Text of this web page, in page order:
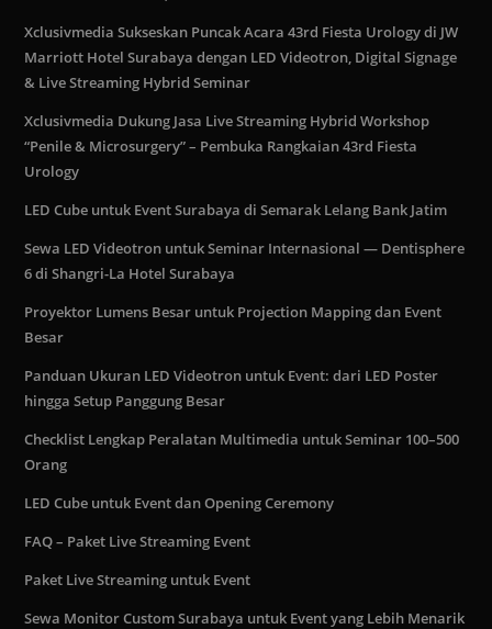
Xclusivmedia Sukseskan Puncak Acara 43rd Fiesta Urology di JW
Marriott Hotel Surabaya dengan LED Videotron, Digital Signage
& Live Streaming Hybrid Seminar
Xclusivmedia Dukung Jasa Live Streaming Hybrid Workshop
“Penile & Microsurgery” – Pembuka Rangkaian 43rd Fiesta
Urology
LED Cube untuk Event Surabaya di Semarak Lelang Bank Jatim
Sewa LED Videotron untuk Seminar Internasional — Dentisphere
6 di Shangri-La Hotel Surabaya
Proyektor Lumens Besar untuk Projection Mapping dan Event
Besar
Panduan Ukuran LED Videotron untuk Event: dari LED Poster
hingga Setup Panggung Besar
Checklist Lengkap Peralatan Multimedia untuk Seminar 100–500
Orang
LED Cube untuk Event dan Opening Ceremony
FAQ – Paket Live Streaming Event
Paket Live Streaming untuk Event
Sewa Monitor Custom Surabaya untuk Event yang Lebih Menarik